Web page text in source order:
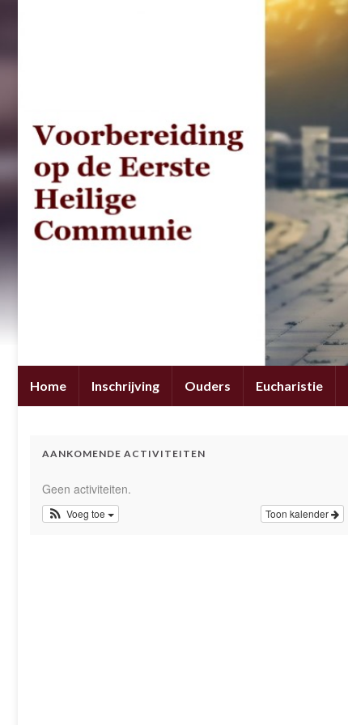
Home Inschrijving Ouders Eucharistie
AANKOMENDE ACTIVITEITEN
Geen activiteiten.
Toon kalender
Voeg toe